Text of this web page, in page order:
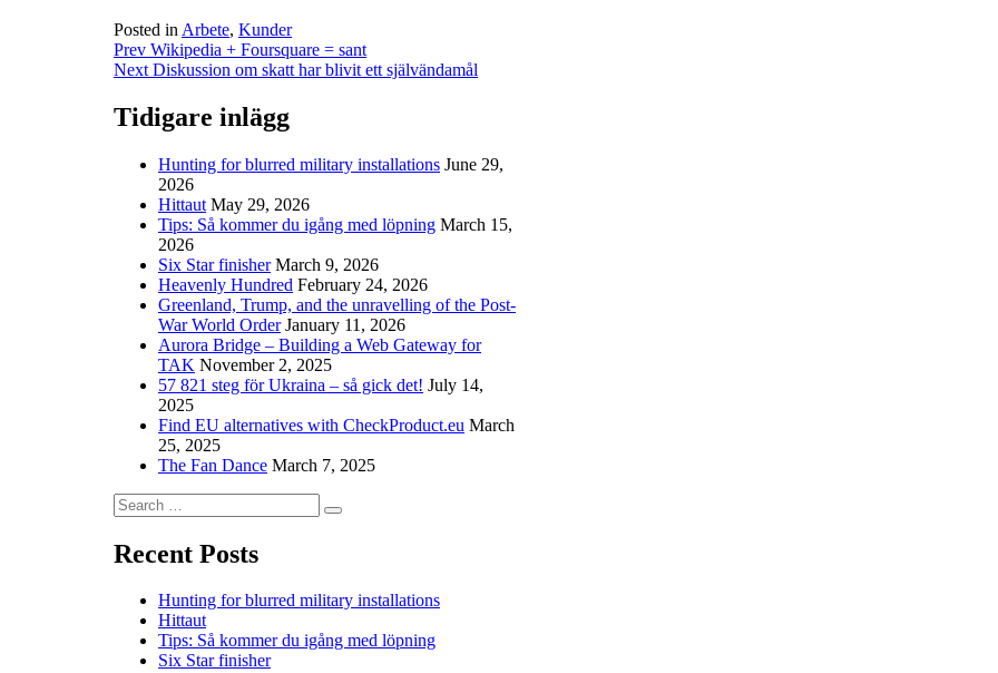
Posted in Arbete, Kunder
Post
navigation
Prev Wikipedia + Foursquare = sant
Next Diskussion om skatt har blivit ett självändamål
Tidigare inlägg
Hunting for blurred military installations June 29,
2026
Hittaut May 29, 2026
Tips: Så kommer du igång med löpning March 15,
2026
Six Star finisher March 9, 2026
Heavenly Hundred February 24, 2026
Greenland, Trump, and the unravelling of the Post-
War World Order January 11, 2026
Aurora Bridge – Building a Web Gateway for
TAK November 2, 2025
57 821 steg för Ukraina – så gick det! July 14,
2025
Find EU alternatives with CheckProduct.eu March
25, 2025
The Fan Dance March 7, 2025
Search
for:
Search
Recent Posts
Hunting for blurred military installations
Hittaut
Tips: Så kommer du igång med löpning
Six Star finisher